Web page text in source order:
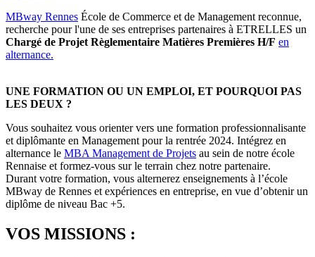
MBway Rennes École de Commerce et de Management reconnue,
recherche pour l'une de ses entreprises partenaires à ETRELLES un
Chargé de Projet Règlementaire Matières Premières H/F en
alternance.
UNE FORMATION OU UN EMPLOI, ET POURQUOI PAS
LES DEUX ?
Vous souhaitez vous orienter vers une formation professionnalisante
et diplômante en Management pour la rentrée 2024. Intégrez en
alternance le MBA Management de Projets au sein de notre école
Rennaise et formez-vous sur le terrain chez notre partenaire.
Durant votre formation, vous alternerez enseignements à l’école
MBway de Rennes et expériences en entreprise, en vue d’obtenir un
diplôme de niveau Bac +5.
VOS MISSIONS :